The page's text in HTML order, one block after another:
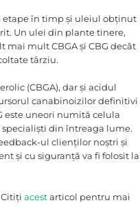
etape în timp și uleiul obținut
Un ulei din plante tinere,
mult CBGA și CBG decât
târziu.
(CBGA), dar și acidul
canabinoizilor definitivi
este uneori numită celula
din întreaga lume.
ul clienților noștri și
și cu siguranță va fi folosit la
Citiți acestarticol pentru mai